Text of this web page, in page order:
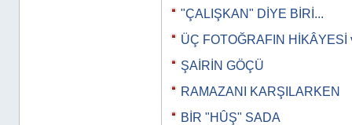
"ÇALIŞKAN" DİYE BİRİ...
ÜÇ FOTOĞRAFIN HİKÂYESİ
ŞAİRİN GÖÇÜ
RAMAZANI KARŞILARKEN
BİR "HÛŞ" SADA